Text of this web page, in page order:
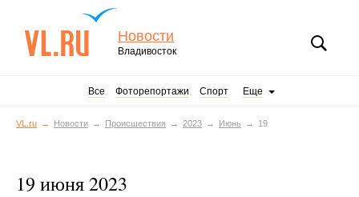
Новости
Владивосток
Все Фоторепортажи Спорт Еще
VL.ru Новости Происшествия 2023 Июнь 19
19 июня 2023